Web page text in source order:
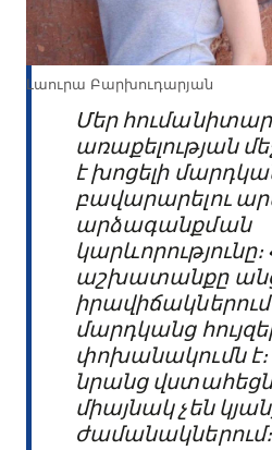
Լաուրա Բարխուդարյան
Մեր հումանիտար
առաքելության
է խոցելի
բավարարելու
արձագանքման
աշխատանքը
մարդկանց
փոխանակումն է։
նրանց
միայնակ չեն
ժամանակներում։